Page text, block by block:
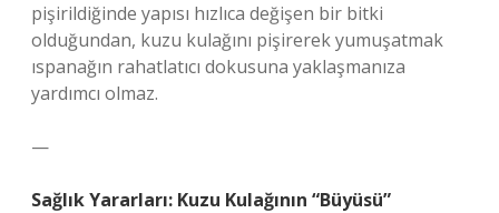
pişirildiğinde yapısı hızlıca değişen bir bitki
olduğundan, kuzu kulağını pişirerek yumuşatmak
ıspanağın rahatlatıcı dokusuna yaklaşmanıza
yardımcı olmaz.
—
Sağlık Yararları: Kuzu Kulağının “Büyüsü”